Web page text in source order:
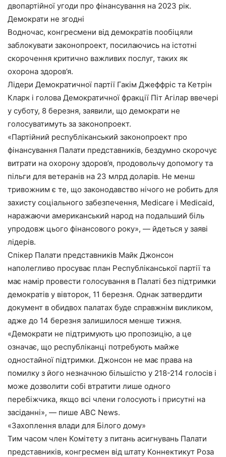
двопартійної угоди про фінансування на 2023 рік.
Демократи не згодні
Водночас, конгресмени від демократів пообіцяли
заблокувати законопроект, посилаючись на істотні
скорочення критично важливих послуг, таких як
охорона здоров’я.
Лідери Демократичної партії Гакім Джеффріс та Кетрін
Кларк і голова Демократичної фракції Піт Агілар ввечері
у суботу, 8 березня, заявили, що демократи не
голосуватимуть за законопроект.
«Партійний республіканський законопроект про
фінансування Палати представників, бездумно скорочує
витрати на охорону здоров’я, продовольчу допомогу та
пільги для ветеранів на 23 млрд доларів. Не менш
тривожним є те, що законодавство нічого не робить для
захисту соціального забезпечення, Medicare і Medicaid,
наражаючи американський народ на подальший біль
упродовж цього фінансового року», — йдеться у заяві
лідерів.
Спікер Палати представників Майк Джонсон
наполегливо просуває план Республіканської партії та
має намір провести голосування в Палаті без підтримки
демократів у вівторок, 11 березня. Однак затвердити
документ в обидвох палатах буде справжнім викликом,
адже до 14 березня залишилося менше тижня.
«Демократи не підтримують цю пропозицію, а це
означає, що республіканці потребують майже
одностайної підтримки. Джонсон не має права на
помилку з його незначною більшістю у 218-214 голосів і
може дозволити собі втратити лише одного
перебіжчика, якщо всі члени голосують і присутні на
засіданні», — пише ABC News.
«Захоплення влади для Білого дому»
Тим часом член Комітету з питань асигнувань Палати
представників, конгресмен від штату Коннектикут Роза